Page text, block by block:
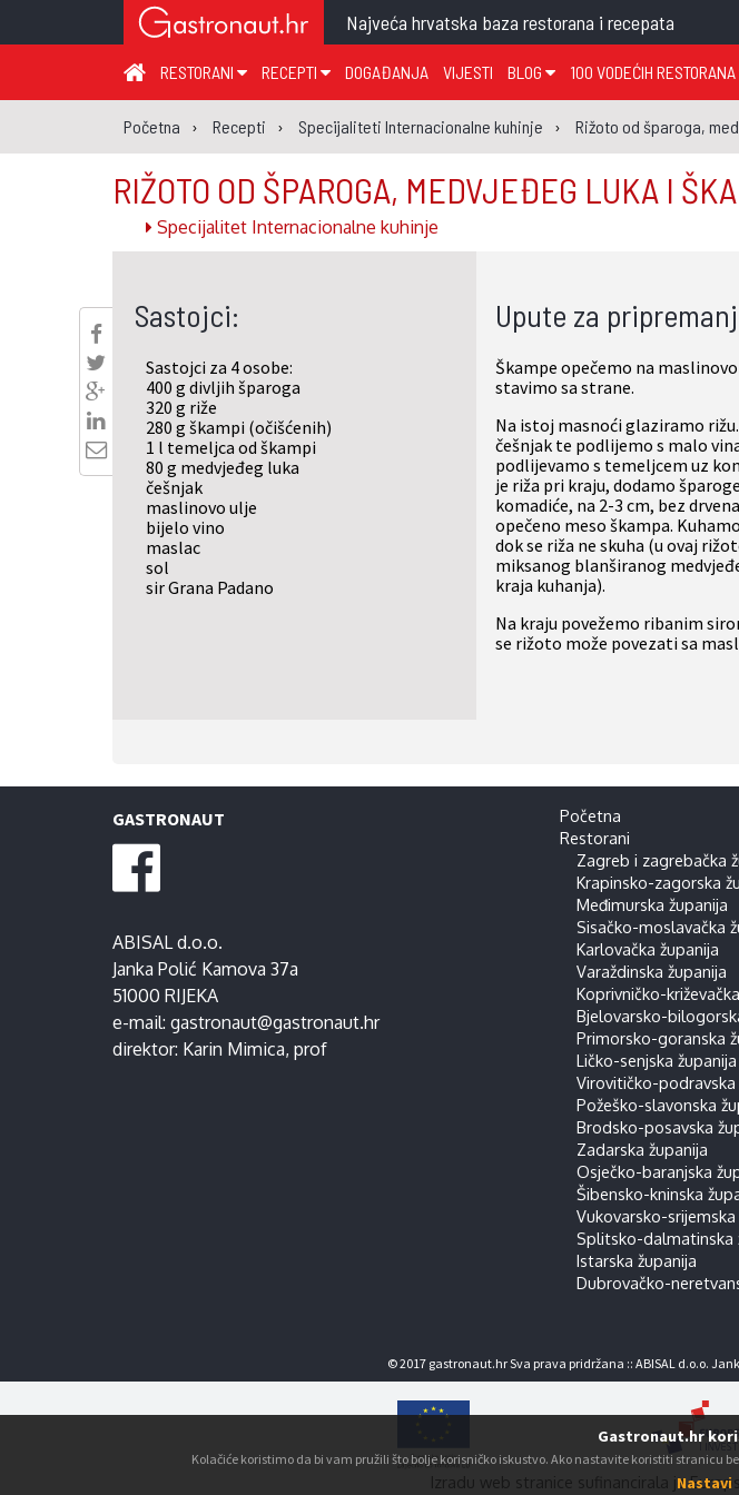
Najveća hrvatska baza restorana i recepata
RESTORANI
ZAGREB I ZAGREBAČKA ŽUPANIJA
KRAPINSKO-ZAGORSKA
MEĐIMURSKA ŽUPANIJA
SISAČKO-MOSLAVAČKA
KARLOVAČKA ŽUPANIJA
VARAŽDINSKA ŽUPANIJA
KOPRIVNIČKO-KRIŽEVAČKA ŽUPANIJA
VIROVITIČKO-PODRAVSKA ŽUPANIJA
POŽEŠKO-SLAVONSKA
OSJEČKO-BARANJSKA ŽUPANIJA
ŠIBENSKO-KNINSKA
VUKOVARSKO-SRIJEMSKA ŽUPANIJA
SPLITSKO-
ISTARSKA ŽUPANIJA
DUBROVAČKO-
RECEPTI
JUHA
PREDJELO
GLAVNO JELO
MEĐUJELO
PRILOG
UMAK
SALATA
DOGAĐANJA VIJESTI BLOG
TEMA TJEDNA
KLUB
100 VODEĆIH RESTORANA
GLASANJE
Početna Recepti Specijaliteti Internacionalne kuhinje Rižoto od šparoga,
RIŽOTO OD ŠPAROGA, MEDVJEĐEG LUKA I
Specijalitet Internacionalne kuhinje
Sastojci:
Sastojci za 4 osobe:
400 g divljih šparoga
320 g riže
280 g škampi (očišćenih)
1 l temeljca od škampi
80 g medvjeđeg luka
češnjak
maslinovo ulje
bijelo vino
maslac
sol
sir Grana Padano
Upute za
Škampe opečemo na
stavimo sa strane.
Na istoj masnoći glaziramo
češnjak te podlijemo s malo
podlijevamo s temeljcem uz
je riža pri kraju, dodamo
komadiće, na 2-3 cm, bez
opečeno meso škampa.
dok se riža ne skuha (u ovaj
miksanog blanširanog
kraja kuhanja).
Na kraju povežemo ribanim
se rižoto može povezati sa
GASTRONAUT
ABISAL d.o.o.
Janka Polić Kamova 37a
51000 RIJEKA
e-mail: gastronaut@gastronaut.hr
direktor: Karin Mimica, prof
Početna
Restorani
Zagreb i zagrebačka
Krapinsko-zagorska
Međimurska županija
Sisačko-moslavačka
Karlovačka županija
Varaždinska županija
Koprivničko-
Bjelovarsko-
Primorsko-goranska
Ličko-senjska županija
Virovitičko-podravska
Požeško-slavonska
Brodsko-posavska
Zadarska županija
Osječko-baranjska
Šibensko-kninska
Vukovarsko-srijemska
Splitsko-dalmatinska
Istarska županija
Dubrovačko-
© 2017 gastronaut.hr Sva prava pridržana :: ABISAL d.o.o.
Izradu web stranice sufinancirala je
Gastronaut.hr
Kolačiće koristimo da bi vam pružili što bolje korisničko iskustvo. Ako nastavite koristiti
Nastavi